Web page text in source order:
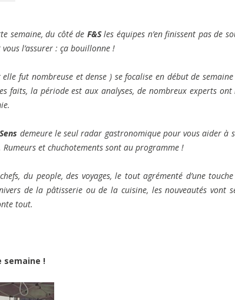
semaine, du côté de F&Sles équipes n’en finissent pas de
l’assurer : ça bouillonne !
fut nombreuse et dense ) se focalise en début de
faits, la période est aux analyses, de nombreux experts
demeure le seul radar gastronomique pour vous aider à
et chuchotements sont au programme !
du people, des voyages, le tout agrémenté d’une
de la pâtisserie ou de la cuisine, les nouveautés vont
tout.
semaine !